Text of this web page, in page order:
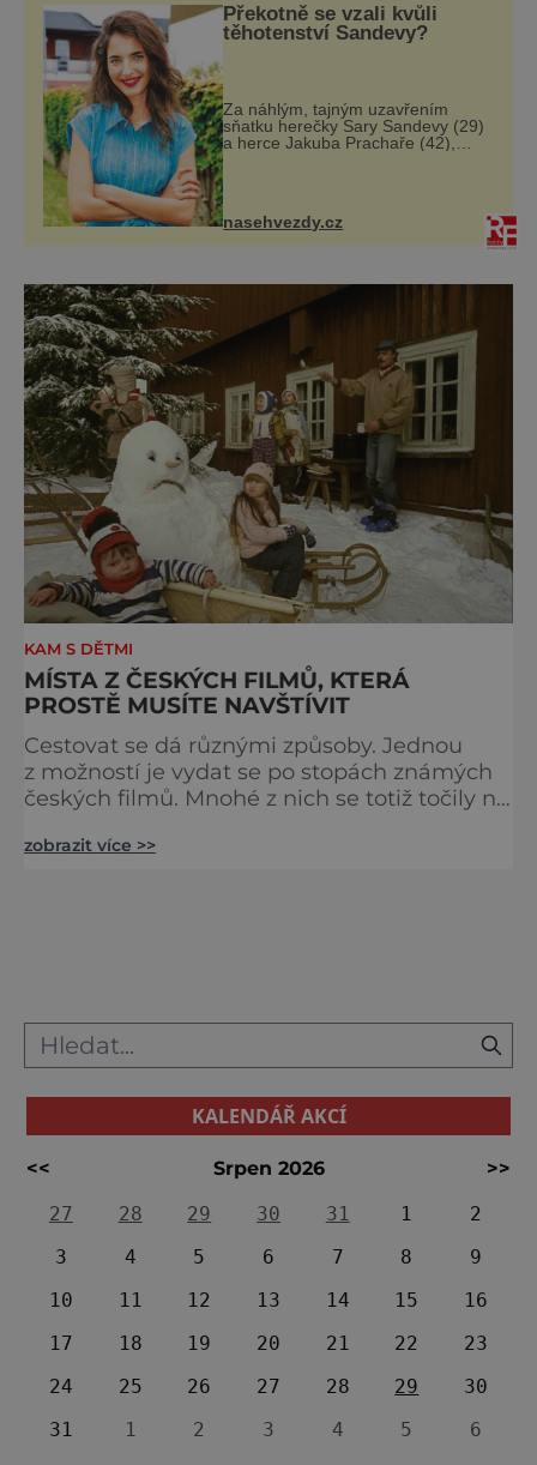
Překotně se vzali kvůli
těhotenství Sandevy?
Za náhlým, tajným uzavřením
sňatku herečky Sary Sandevy (29)
a herce Jakuba Prachaře (42),
nasehvezdy.cz
KAM S DĚTMI
MÍSTA Z ČESKÝCH FILMŮ, KTERÁ
PROSTĚ MUSÍTE NAVŠTÍVIT
Cestovat se dá různými způsoby. Jednou
z možností je vydat se po stopách známých
českých filmů. Mnohé z nich se totiž točily na
Zlaté návrší Pod tímto krásným jménem se
zobrazit více >>
KALENDÁŘ AKCÍ
<< Srpen 2026
>>
27
28 29 30 31 1
2
3
4 5 6 7 8
9
10
11 12 13 14 15
16
17
18 19 20 21 22
23
24
25 26 27 28 29
30
31
1 2 3 4 5 6